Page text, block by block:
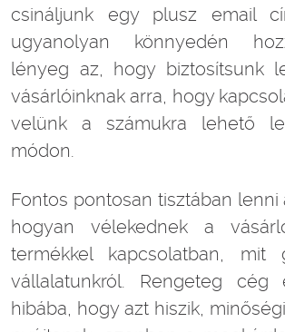
csináljunk egy plusz email
ugyanolyan könnyedén
lényeg az, hogy biztosítsunk
vásárlóinknak arra, hogy
velünk a számukra lehető
módon.
Fontos pontosan tisztában lenni
hogyan vélekednek a
termékkel kapcsolatban, mit
vállalatunkról. Rengeteg
hibába, hogy azt hiszik,